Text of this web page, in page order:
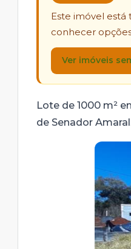
Este imóvel está
conhecer
Ver imóveis
Lote de 1000 m²
de Senador